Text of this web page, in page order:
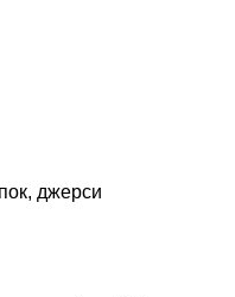
джерси